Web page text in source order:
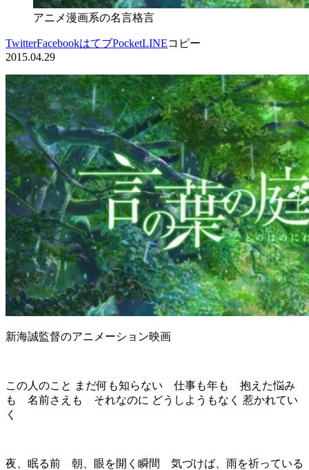
アニメ漫画系の名言格言
TwitterFacebookはてブPocketLINEコピー
2015.04.29
新海誠監督のアニメーション映画
この人のこと まだ何も知らない 仕事も年も 抱えた悩み
も 名前さえも それなのに どうしようもなく 惹かれてい
く
夜、眠る前 朝、眼を開く瞬間 気づけば、雨を祈っている